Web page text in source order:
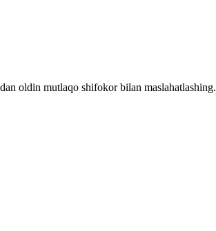
oldin mutlaqo shifokor bilan maslahatlashing.